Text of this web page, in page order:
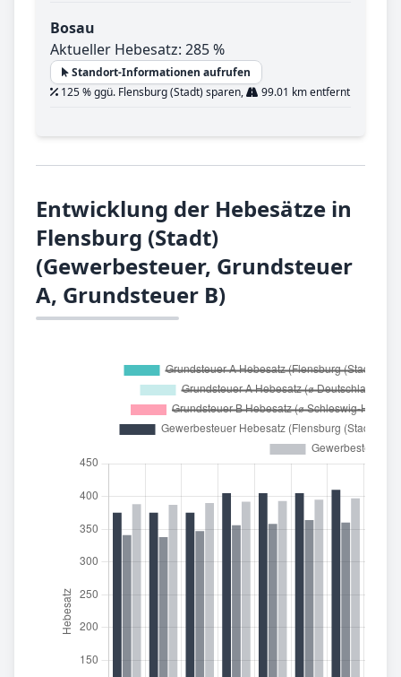
Bosau
Aktueller Hebesatz: 285 %
Standort-Informationen aufrufen
125 % ggü. Flensburg (Stadt) sparen,
99.01 km entfernt
Entwicklung der Hebesätze in
Flensburg (Stadt)
(Gewerbesteuer, Grundsteuer
A, Grundsteuer B)